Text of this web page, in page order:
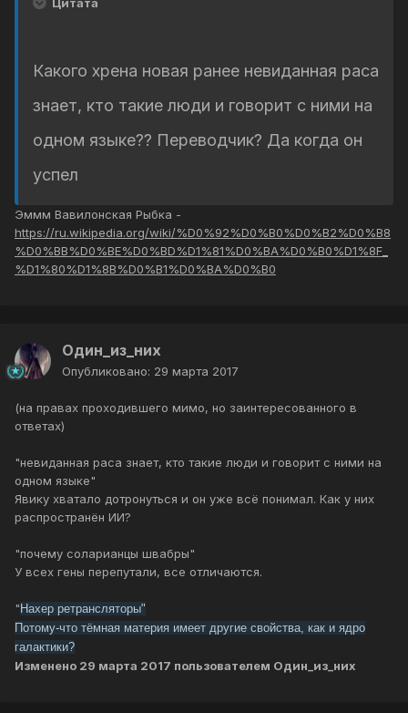
Цитата
Какого хрена новая ранее невиданная раса
знает, кто такие люди и говорит с ними на
одном языке?? Переводчик? Да когда он
успел
Эммм Вавилонская Рыбка -
https://ru.wikipedia.org/wiki/%D0%92%D0%B0%D0%B2%D0%B8
%D0%BB%D0%BE%D0%BD%D1%81%D0%BA%D0%B0%D1%8F_
%D1%80%D1%8B%D0%B1%D0%BA%D0%B0
Один_из_них
Опубликовано: 29 марта 2017
(на правах проходившего мимо, но заинтересованного в
ответах)
"невиданная раса знает, кто такие люди и говорит с ними на
одном языке"
Явику хватало дотронуться и он уже всё понимал. Как у них
распространён ИИ?
"почему соларианцы швабры"
У всех гены перепутали, все отличаются.
" Нахер ретрансляторы"
Потому-что тёмная материя имеет другие свойства, как и ядро
галактики?
Изменено 29 марта 2017 пользователем Один_из_них